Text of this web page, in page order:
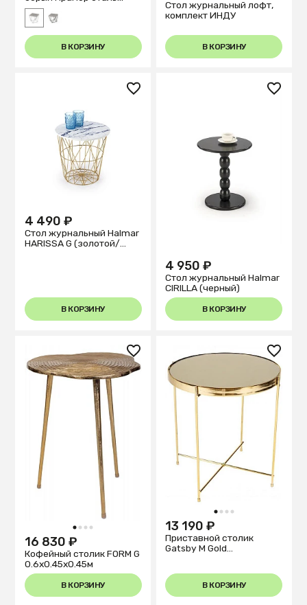
серебро
В КОРЗИНУ
Стол журнальный лофт,
комплект ИНДУ
В КОРЗИНУ
4 490 ₽
Стол журнальный Halmar
HARISSA G (золотой/
В КОРЗИНУ
4 950 ₽
Стол журнальный Halmar
CIRILLA (черный)
В КОРЗИНУ
1 2 3 4
16 830 ₽
Кофейный столик FORM G
0.6x0.45x0.45м
В КОРЗИНУ
1 2 3 4
13 190 ₽
Приставной столик
Gatsby M Gold
В КОРЗИНУ